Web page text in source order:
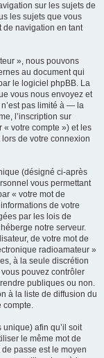
sur les sujets de
les sujets que vous
de navigation en tant
», nous pouvons
au document qui
le logiciel phpBB. La
vous nous envoyez et
pas limité à — la
l’inscription sur
votre compte ») et les
de votre connexion
(désigné ci-après
vous permettant
« votre mot de
de votre
par les lois de
notre serveur.
de votre mot de
radioamateur »
à la seule discrétion
pouvez contrôler
publiques ou non.
à la liste de diffusion du
compte.
afin qu’il soit
le même mot de
passe est le moyen